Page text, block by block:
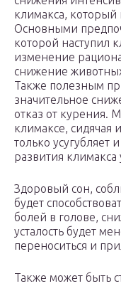
климакса, который
Основными
которой наступил
изменение
снижение
Также полезным
значительное
отказ от курения.
климаксе, сидячая
только усугубляет
развития
Здоровый сон,
будет
болей в голове,
усталость будет
переноситься и
Также может быть